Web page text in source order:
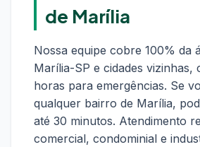
de Marília
Nossa equipe cobre 100% da
Marília-SP e cidades vizinhas,
horas para emergências. Se
qualquer bairro de Marília,
até 30 minutos. Atendimento
comercial, condominial e